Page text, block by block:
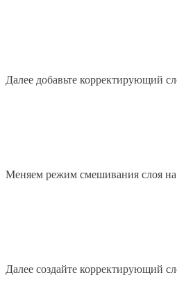
Далее добавьте корректирующий
Меняем режим смешивания слоя на
Далее создайте корректирующий